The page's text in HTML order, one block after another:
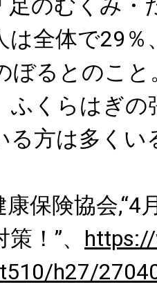
足のむくみ・
は全体で29％
ぼるとのこと
ふくらはぎの
る方は多くい
康保険協会
！”、
h27/